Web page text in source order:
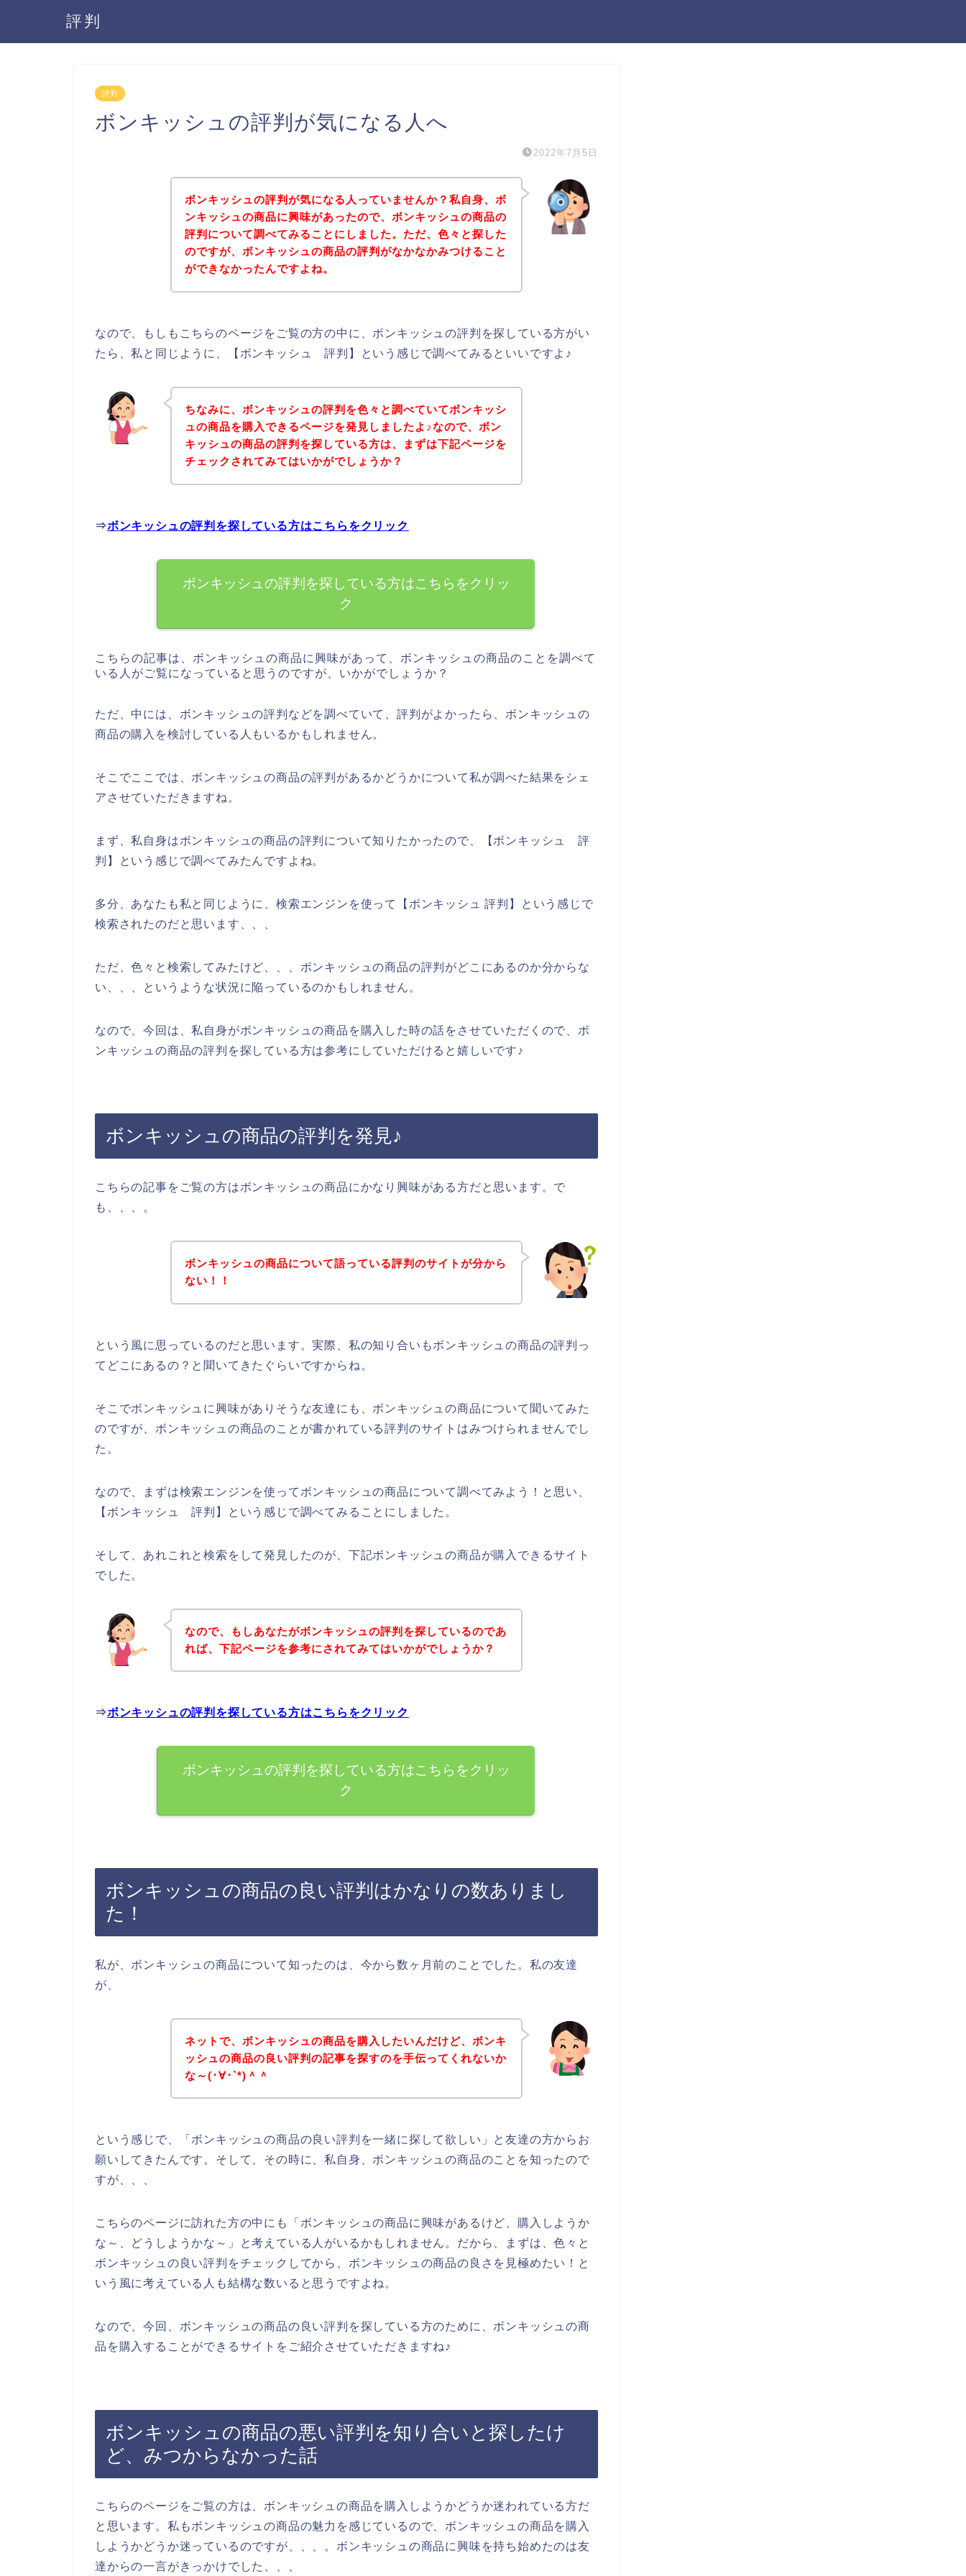
評判
評判
ボンキッシュの評判が気になる人へ
2022年7月5日
ボンキッシュの評判が気になる人っていませんか？私自身、ボ
ンキッシュの商品に興味があったので、ボンキッシュの商品の
評判について調べてみることにしました。ただ、色々と探した
のですが、ボンキッシュの商品の評判がなかなかみつけること
ができなかったんですよね。
なので、もしもこちらのページをご覧の方の中に、ボンキッシュの評判を探している方がい
たら、私と同じように、【ボンキッシュ 評判】という感じで調べてみるといいですよ♪
ちなみに、ボンキッシュの評判を色々と調べていてボンキッシ
ュの商品を購入できるページを発見しましたよ♪なので、ボン
キッシュの商品の評判を探している方は、まずは下記ページを
チェックされてみてはいかがでしょうか？
⇒ボンキッシュの評判を探している方はこちらをクリック
ボンキッシュの評判を探している方はこちらをクリッ
ク
こちらの記事は、ボンキッシュの商品に興味があって、ボンキッシュの商品のことを調べて
いる人がご覧になっていると思うのですが、いかがでしょうか？
ただ、中には、ボンキッシュの評判などを調べていて、評判がよかったら、ボンキッシュの
商品の購入を検討している人もいるかもしれません。
そこでここでは、ボンキッシュの商品の評判があるかどうかについて私が調べた結果をシェ
アさせていただきますね。
まず、私自身はボンキッシュの商品の評判について知りたかったので、【ボンキッシュ 評
判】という感じで調べてみたんですよね。
多分、あなたも私と同じように、検索エンジンを使って【ボンキッシュ 評判】という感じで
検索されたのだと思います、、、
ただ、色々と検索してみたけど、、、ボンキッシュの商品の評判がどこにあるのか分からな
い、、、というような状況に陥っているのかもしれません。
なので、今回は、私自身がボンキッシュの商品を購入した時の話をさせていただくので、ボ
ンキッシュの商品の評判を探している方は参考にしていただけると嬉しいです♪
ボンキッシュの商品の評判を発見♪
こちらの記事をご覧の方はボンキッシュの商品にかなり興味がある方だと思います。で
も、、、。
ボンキッシュの商品について語っている評判のサイトが分から
ない！！
という風に思っているのだと思います。実際、私の知り合いもボンキッシュの商品の評判っ
てどこにあるの？と聞いてきたぐらいですからね。
そこでボンキッシュに興味がありそうな友達にも、ボンキッシュの商品について聞いてみた
のですが、ボンキッシュの商品のことが書かれている評判のサイトはみつけられませんでし
た。
なので、まずは検索エンジンを使ってボンキッシュの商品について調べてみよう！と思い、
【ボンキッシュ 評判】という感じで調べてみることにしました。
そして、あれこれと検索をして発見したのが、下記ボンキッシュの商品が購入できるサイト
でした。
なので、もしあなたがボンキッシュの評判を探しているのであ
れば、下記ページを参考にされてみてはいかがでしょうか？
⇒ボンキッシュの評判を探している方はこちらをクリック
ボンキッシュの評判を探している方はこちらをクリッ
ク
ボンキッシュの商品の良い評判はかなりの数ありまし
た！
私が、ボンキッシュの商品について知ったのは、今から数ヶ月前のことでした。私の友達
が、
ネットで、ボンキッシュの商品を購入したいんだけど、ボンキ
ッシュの商品の良い評判の記事を探すのを手伝ってくれないか
な～(･∀･`*)＾＾
という感じで、「ボンキッシュの商品の良い評判を一緒に探して欲しい」と友達の方からお
願いしてきたんです。そして、その時に、私自身、ボンキッシュの商品のことを知ったので
すが、、、
こちらのページに訪れた方の中にも「ボンキッシュの商品に興味があるけど、購入しようか
な～、どうしようかな～」と考えている人がいるかもしれません。だから、まずは、色々と
ボンキッシュの良い評判をチェックしてから、ボンキッシュの商品の良さを見極めたい！と
いう風に考えている人も結構な数いると思うですよね。
なので、今回、ボンキッシュの商品の良い評判を探している方のために、ボンキッシュの商
品を購入することができるサイトをご紹介させていただきますね♪
ボンキッシュの商品の悪い評判を知り合いと探したけ
ど、みつからなかった話
こちらのページをご覧の方は、ボンキッシュの商品を購入しようかどうか迷われている方だ
と思います。私もボンキッシュの商品の魅力を感じているので、ボンキッシュの商品を購入
しようかどうか迷っているのですが、、、。ボンキッシュの商品に興味を持ち始めたのは友
達からの一言がきっかけでした、、、